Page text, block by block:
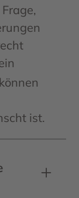
können
ist.